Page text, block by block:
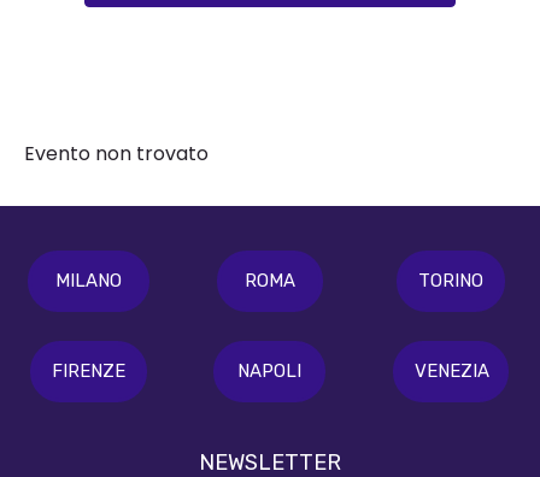
Evento non trovato
MILANO ROMA TORINO
FIRENZE NAPOLI VENEZIA
NEWSLETTER